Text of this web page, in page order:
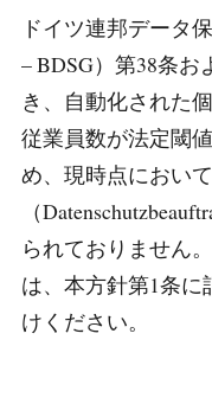
ドイツ連邦データ
– BDSG）第38条お
き、自動化された
従業員数が法定閾
め、現時点におい
（
られておりません
は、本方針第1条
けください。